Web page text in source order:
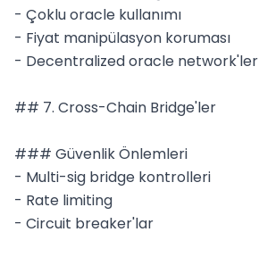
- Çoklu oracle kullanımı
- Fiyat manipülasyon koruması
- Decentralized oracle network'ler
## 7. Cross-Chain Bridge'ler
### Güvenlik Önlemleri
- Multi-sig bridge kontrolleri
- Rate limiting
- Circuit breaker'lar